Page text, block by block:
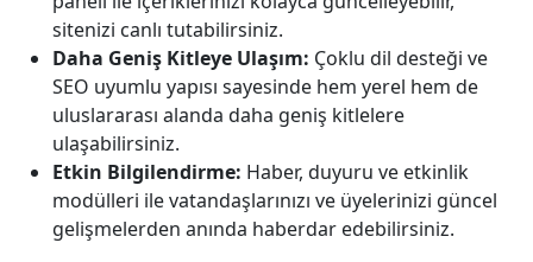
sitenizi canlı tutabilirsiniz.
Daha Geniş Kitleye Ulaşım: Çoklu dil desteği ve
SEO uyumlu yapısı sayesinde hem yerel hem de
uluslararası alanda daha geniş kitlelere
ulaşabilirsiniz.
Etkin Bilgilendirme: Haber, duyuru ve etkinlik
modülleri ile vatandaşlarınızı ve üyelerinizi güncel
gelişmelerden anında haberdar edebilirsiniz.